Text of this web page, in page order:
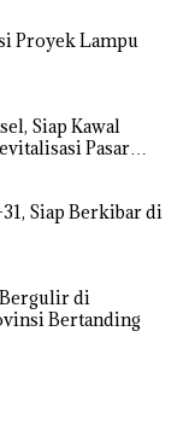
Proyek Lampu
Siap Kawal
Pasar
Siap Berkibar di
Bergulir di
Bertanding